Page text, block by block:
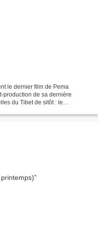
le dernier film de Pema
production de sa dernière
du Tibet de sitôt : le